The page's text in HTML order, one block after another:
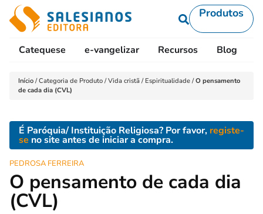
Produtos
Catequese e-vangelizar Recursos Blog
Início /Categoria de Produto /Vida cristã / Espiritualidade /O pensamento
de cada dia (CVL)
É Paróquia/ Instituição Religiosa? Por favor, registe-
se no site antes de iniciar a compra.
PEDROSA FERREIRA
O pensamento de cada dia
(CVL)